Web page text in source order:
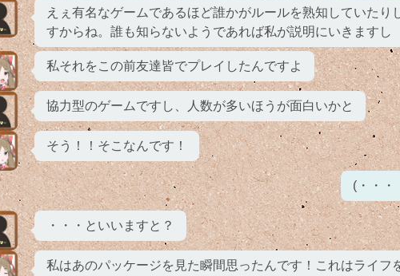
えぇ有名なゲームであるほど誰かがルールを熟知していたり
すからね。誰も知らないようであれば私が説明にいきますし
私それをこの前友達皆でプレイしたんですよ
協力型のゲームですし、人数が多いほうが面白いかと
そう！！そこなんです！
(・・・
・・・といいますと？
私はあのパッケージを見た瞬間思ったんです！これはライフ